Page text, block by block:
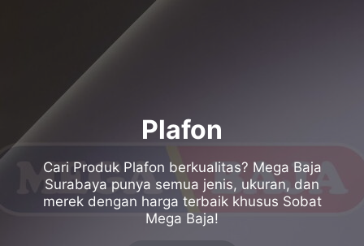
Plafon
Cari Produk Plafon berkualitas? Mega Baja
Surabaya punya semua jenis, ukuran, dan
merek dengan harga terbaik khusus Sobat
Mega Baja!